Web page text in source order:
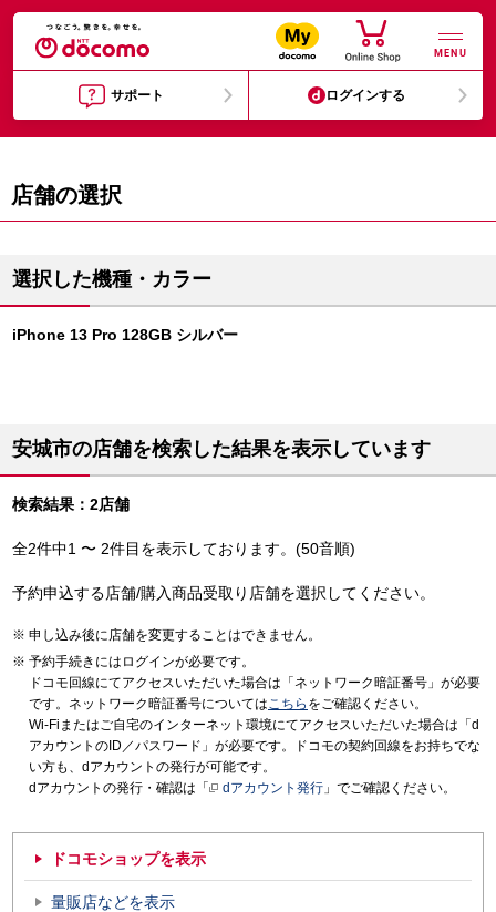
MENU
サポート ログインする
店舗の選択
選択した機種・カラー
iPhone 13 Pro 128GB シルバー
安城市の店舗を検索した結果を表示しています
検索結果：2店舗
全2件中1 〜 2件目を表示しております。(50音順)
予約申込する店舗/購入商品受取り店舗を選択してください。
申し込み後に店舗を変更することはできません。
予約手続きにはログインが必要です。
ドコモ回線にてアクセスいただいた場合は「ネットワーク暗証番号」が必要
です。ネットワーク暗証番号についてはこちら をご確認ください。
Wi-Fiまたはご自宅のインターネット環境にてアクセスいただいた場合は「d
アカウントのID／パスワード」が必要です。ドコモの契約回線をお持ちでな
い方も、dアカウントの発行が可能です。
dアカウントの発行・確認は「
dアカウント発行 」でご確認ください。
ドコモショップを表示
量販店などを表示